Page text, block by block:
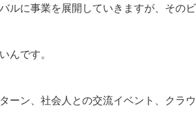
ルに事業を展開していきますが、その
んです。
ーン、社会人との交流イベント、クラ